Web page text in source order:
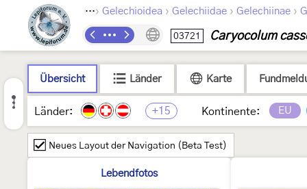
Lepidoptera › Gelechioidea › Gelechiidae › Gelechiinae ›
03721 Caryocolum
Übersicht Länder Karte
Länder: +15 Kontinente: EU
Neues Layout der Navigation (Beta Test)
Lebendfotos